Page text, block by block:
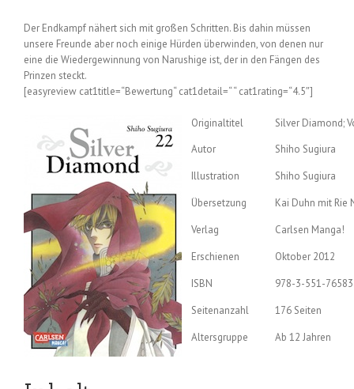
Der Endkampf nähert sich mit großen Schritten. Bis dahin müssen
unsere Freunde aber noch einige Hürden überwinden, von denen nur
eine die Wiedergewinnung von Narushige ist, der in den Fängen des
Prinzen steckt.
[easyreview cat1title=“Bewertung“ cat1detail=“ “ cat1rating=“4.5″]
Originaltitel
Silver Diamond;
Autor
Shiho Sugiura
Illustration
Shiho Sugiura
Übersetzung
Kai Duhn mit Rie
Verlag
Carlsen Manga!
Erschienen
Oktober 2012
ISBN
978-3-551-
Seitenanzahl
176 Seiten
Altersgruppe
Ab 12 Jahren